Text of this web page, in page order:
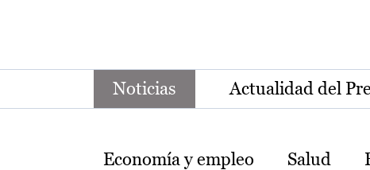
Noticias Actualidad del
Temas
Economía y empleo Salud